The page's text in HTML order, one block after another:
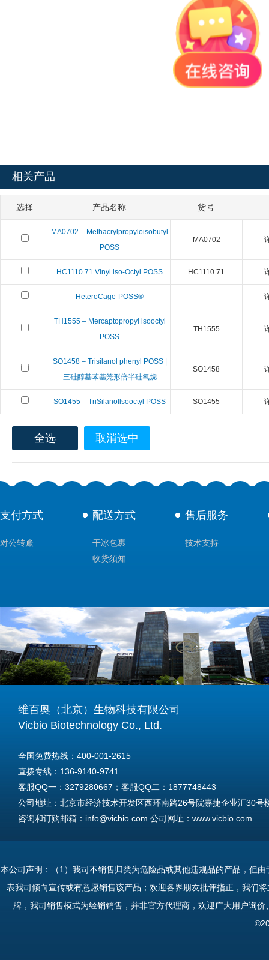
相关产品
选择 产品名称 货号
MA0702 – Methacrylpropyloisobutyl
POSS
MA0702
HC1110.71 Vinyl iso-Octyl POSS HC1110.71
HeteroCage-POSS®
TH1555 – Mercaptopropyl isooctyl
POSS
TH1555
SO1458 – Trisilanol phenyl POSS |
三硅醇基苯基笼形倍半硅氧烷
SO1458
SO1455 – TriSilanollsooctyl POSS SO1455
全选 取消选中
支付方式
对公转账
配送方式
干冰包裹
收货须知
售后服务
技术支持
维百奥（北京）生物科技有限公司
Vicbio Biotechnology Co., Ltd.
全国免费热线：400-001-2615
直拨专线：136-9140-9741
客服QQ一：3279280667；客服QQ二：1877748443
公司地址：北京市经济技术开发区西环南路26号院嘉捷企业汇30号
咨询和订购邮箱：info@vicbio.com 公司网址：www.vicbio.com
Tel: +86-13691409741
Address: Room 603, Floor 6, Building 30A, No.26, Xihuannan
本公司声明：（1）我司不销售归类为危险品或其他违规品的产品，但
表我司倾向宣传或有意愿销售该产品；欢迎各界朋友批评指正，我们
牌，我司销售模式为经销销售，并非官方代理商，欢迎广大用户询